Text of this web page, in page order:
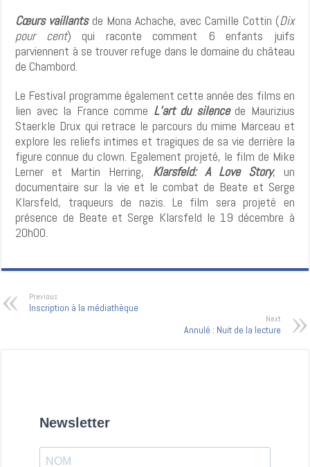
Cœurs vaillantsde Mona Achache, avec Camille Cottin (Dix
pour cent) qui raconte comment 6 enfants juifs
parviennent à se trouver refuge dans le domaine du château
de Chambord.
Le Festival programme également cette année des films en
lien avec la France comme L’art du silencede Maurizius
Staerkle Drux qui retrace le parcours du mime Marceau et
explore les reliefs intimes et tragiques de sa vie derrière la
figure connue du clown. Egalement projeté, le film de Mike
Lerner et Martin Herring, Klarsfeld: A Love Story, un
documentaire sur la vie et le combat de Beate et Serge
Klarsfeld, traqueurs de nazis. Le film sera projeté en
présence de Beate et Serge Klarsfeld le 19 décembre à
20h00.
Previous
Inscription à la médiathèque
Next
Annulé : Nuit de la lecture